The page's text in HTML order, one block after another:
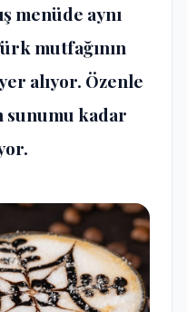
menüde aynı
mutfağının
alıyor. Özenle
sunumu kadar